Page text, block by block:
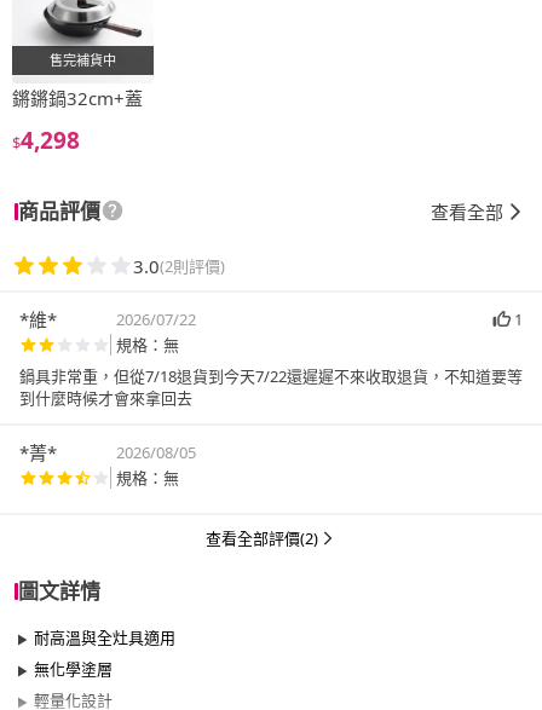
鏘鏘鍋32cm+蓋
$4,298
售完補貨中
商品評價 查看全部
3.0(2則評價)
*維* 2026/07/22
1
規格：無
鍋具非常重，但從7/18退貨到今天7/22還遲遲不來收取退貨，不知道要等
到什麼時候才會來拿回去
*菁*
2026/08/05
規格：無
查看全部評價(2)
圖文詳情
耐高溫與全灶具適用
無化學塗層
輕量化設計